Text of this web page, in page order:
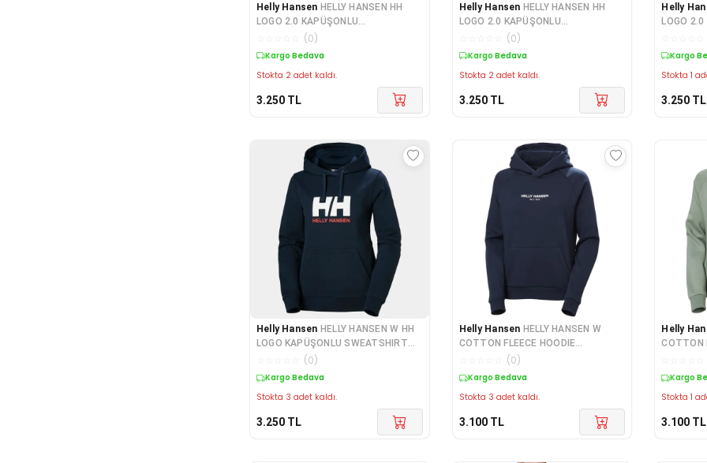
Helly Hansen HELLY HANSEN HH
LOGO 2.0 KAPÜŞONLU
SWEATSHIRT HHA.30394-NAVY
(0)
Kargo Bedava
Stokta 2 adet kaldı.
3.250 TL
Helly Hansen HELLY HANSEN HH
LOGO 2.0 KAPÜŞONLU
SWEATSHIRT HHA.30394-WHITE
(0)
Kargo Bedava
Stokta 2 adet kaldı.
3.250 TL
Helly
LOGO 2.0
Kargo
Stokta 1
3.250 TL
Helly Hansen HELLY HANSEN W HH
LOGO KAPÜŞONLU SWEATSHIRT
2.0 HHA.34460-NAVY
(0)
Kargo Bedava
Stokta 3 adet kaldı.
3.250 TL
Helly Hansen HELLY HANSEN W
COTTON FLEECE HOODIE
SWEATSHIRT HHA.54161-NAVY
(0)
Kargo Bedava
Stokta 3 adet kaldı.
3.100 TL
Helly
COTTON
Kargo
Stokta 1
3.100 TL